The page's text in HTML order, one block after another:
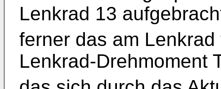
Lenkrad 13
ferner das am
Lenkrad-Drehmoment